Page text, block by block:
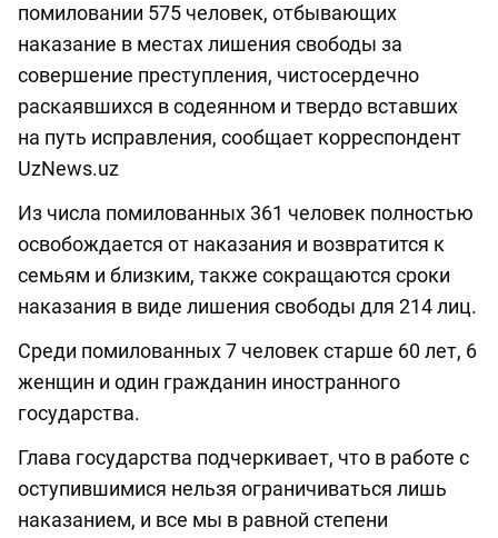
помиловании 575 человек, отбывающих
наказание в местах лишения свободы за
совершение преступления, чистосердечно
раскаявшихся в содеянном и твердо вставших
на путь исправления, сообщает корреспондент
UzNews.uz
Из числа помилованных 361 человек полностью
освобождается от наказания и возвратится к
семьям и близким, также сокращаются сроки
наказания в виде лишения свободы для 214 лиц.
Среди помилованных 7 человек старше 60 лет, 6
женщин и один гражданин иностранного
государства.
Глава государства подчеркивает, что в работе с
оступившимися нельзя ограничиваться лишь
наказанием, и все мы в равной степени